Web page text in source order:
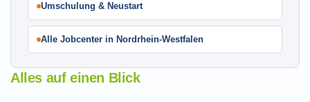
Umschulung & Neustart
Alle Jobcenter in Nordrhein-Westfalen
Alles auf einen Blick